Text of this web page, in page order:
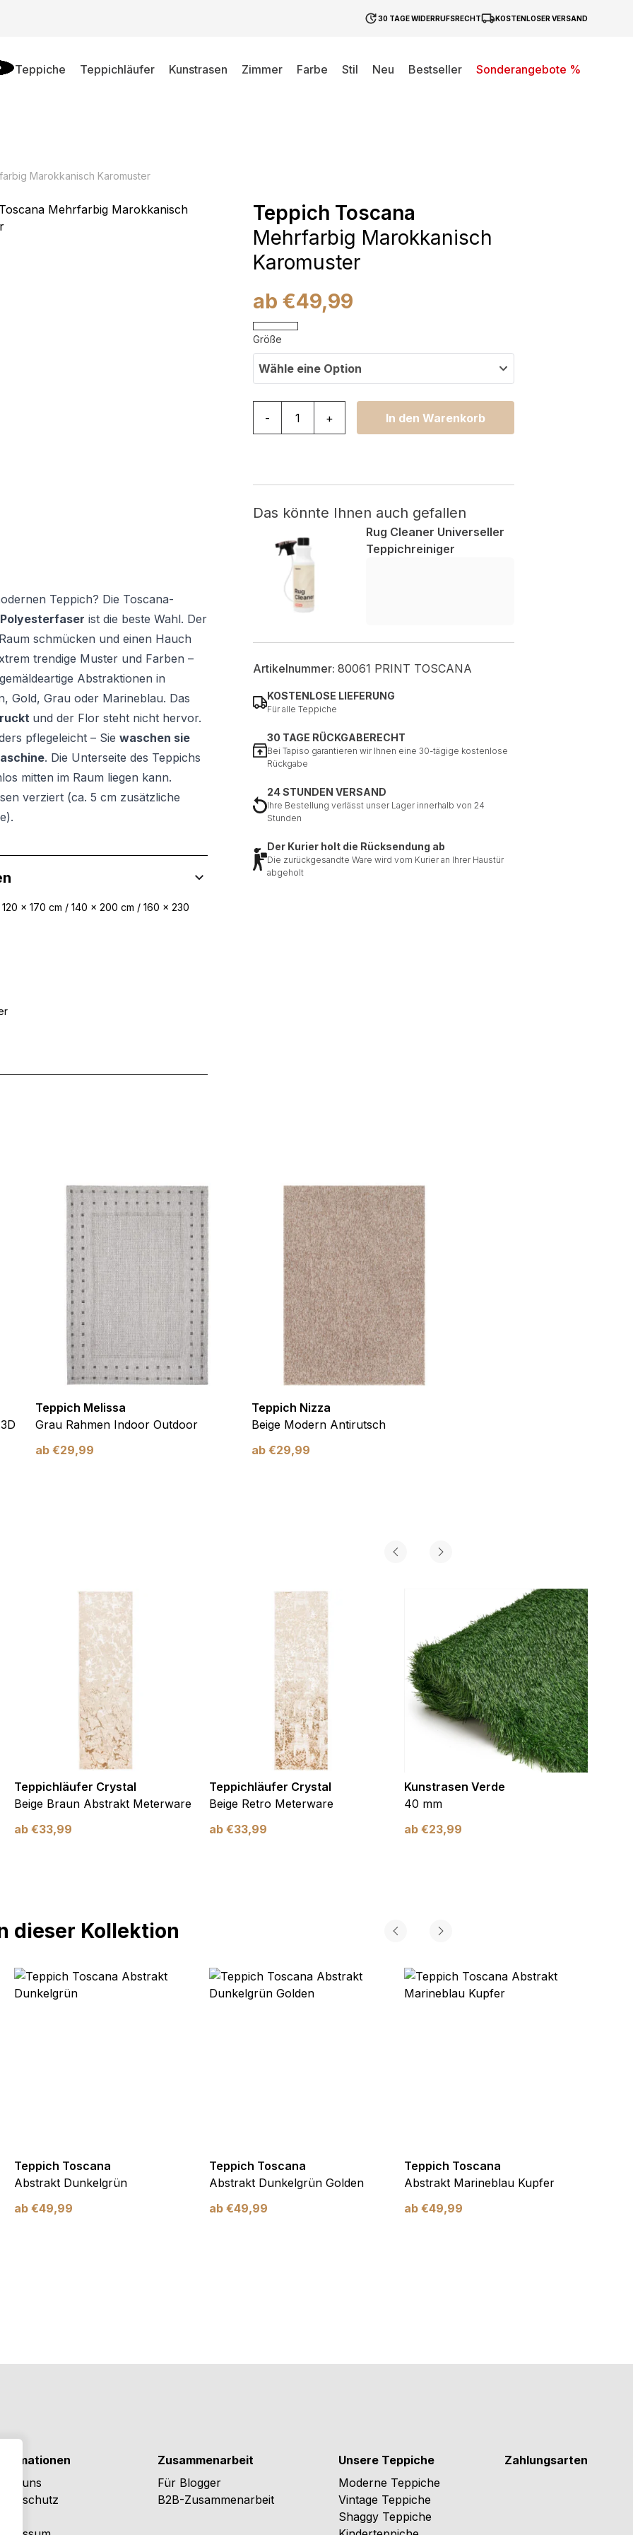
30 TAGE WIDERRUFSRECHT KOSTENLOSER VERSAND
Teppiche Teppichläufer Kunstrasen Zimmer Farbe Stil Neu Bestseller
Sonderangebote %
Marokkanisch Karomuster
Teppich? Die Toscana-
ist die beste Wahl. Der
schmücken und einen Hauch
trendige Muster und Farben –
Abstraktionen in
Gold, Grau oder Marineblau. Das
und der Flor steht nicht hervor.
pflegeleicht – Sie waschen sie
. Die Unterseite des Teppichs
mitten im Raum liegen kann.
verziert (ca. 5 cm zusätzliche
Teppich Toscana
Mehrfarbig Marokkanisch
Karomuster
ab €49,99
Größe
Wähle eine Option
- + In den Warenkorb
Das könnte Ihnen auch gefallen
Rug Cleaner Universeller
Teppichreiniger
Artikelnummer: 80061 PRINT TOSCANA
KOSTENLOSE LIEFERUNG
Für alle Teppiche
30 TAGE RÜCKGABERECHT
Bei Tapiso garantieren wir Ihnen eine 30-tägige kostenlose
Rückgabe
24 STUNDEN VERSAND
Ihre Bestellung verlässt unser Lager innerhalb von 24
Stunden
Der Kurier holt die Rücksendung ab
Die zurückgesandte Ware wird vom Kurier an Ihrer Haustür
abgeholt
x 170 cm / 140 x 200 cm / 160 x 230
Teppich Melissa
Grau Rahmen Indoor Outdoor
ab €29,99
Teppich Nizza
Beige Modern Antirutsch
ab €29,99
Teppichläufer Crystal
Beige Braun Abstrakt Meterware
ab €33,99
Teppichläufer Crystal
Beige Retro Meterware
ab €33,99
Kunstrasen Verde
40 mm
ab €23,99
dieser Kollektion
Teppich Toscana
Abstrakt Dunkelgrün
ab €49,99
Teppich Toscana
Abstrakt Dunkelgrün Golden
ab €49,99
Teppich Toscana
Abstrakt Marineblau Kupfer
ab €49,99
uns
Zusammenarbeit
Für Blogger
B2B-Zusammenarbeit
Unsere Teppiche
Moderne Teppiche
Vintage Teppiche
Shaggy Teppiche
Zahlungsarten
die Sie ihnen bereitgestellt haben oder die sie im Rahmen Ihrer Nutzung der
um die grundlegenden Funktionen dieser Website zu ermöglichen, wie zum
sicheren Log-ins oder das Anpassen Ihrer Zustimmungseinstellungen. Diese Cookies
Daten.
es einer Website, Informationen zu speichern, die die Art und Weise ändern, wie die
wie zum Beispiel Ihre bevorzugte Sprache oder die Region, in der Sie sich befinden.
sammeln und melden.
Meine Einstellungen speichern Alle akzeptieren